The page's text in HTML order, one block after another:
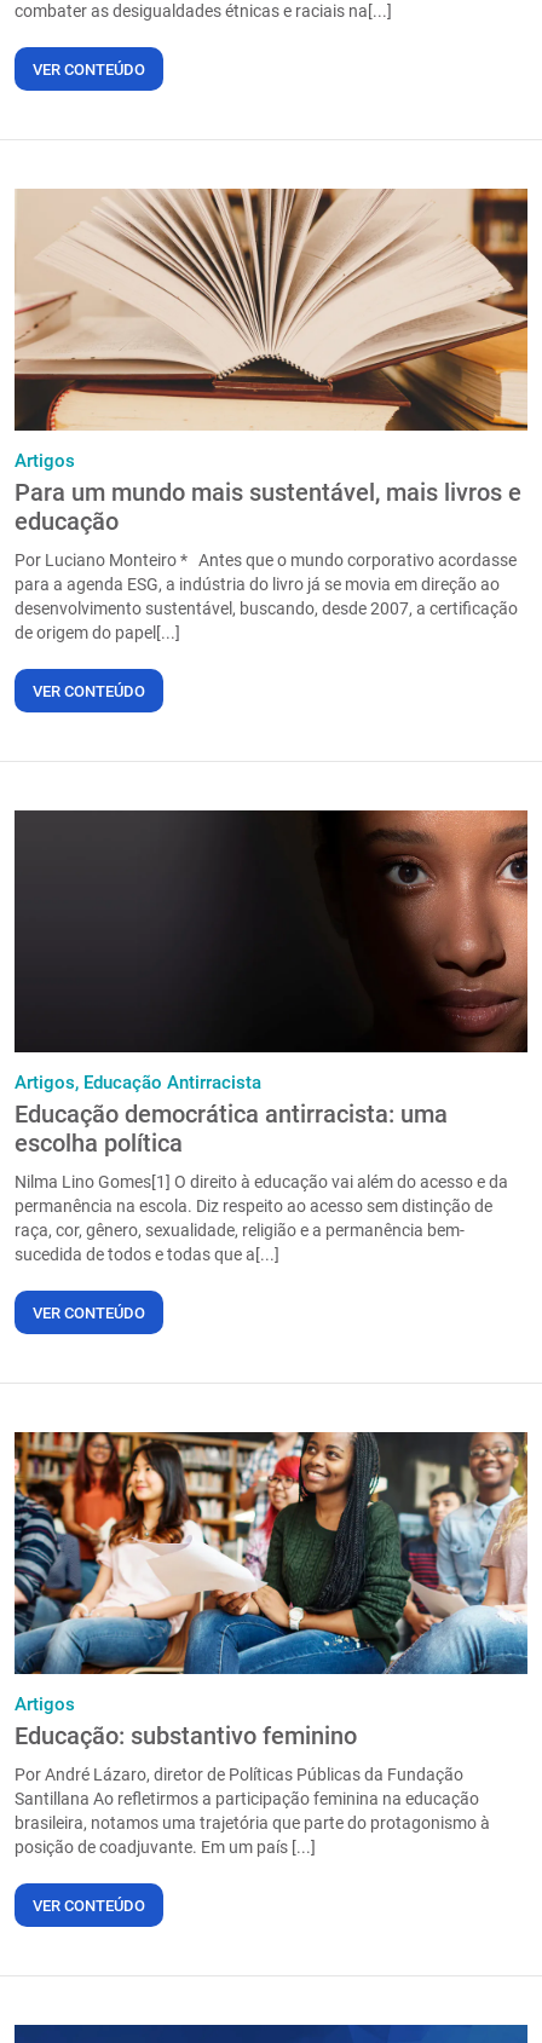
combater as desigualdades étnicas e raciais na[...]
VER CONTEÚDO
Artigos
Para um mundo mais sustentável, mais livros e
educação
Por Luciano Monteiro * Antes que o mundo corporativo acordasse
para a agenda ESG, a indústria do livro já se movia em direção ao
desenvolvimento sustentável, buscando, desde 2007, a certificação
de origem do papel[...]
VER CONTEÚDO
Artigos, Educação Antirracista
Educação democrática antirracista: uma
escolha política
Nilma Lino Gomes[1] O direito à educação vai além do acesso e da
permanência na escola. Diz respeito ao acesso sem distinção de
raça, cor, gênero, sexualidade, religião e a permanência bem-
sucedida de todos e todas que a[...]
VER CONTEÚDO
Artigos
Educação: substantivo feminino
Por André Lázaro, diretor de Políticas Públicas da Fundação
Santillana Ao refletirmos a participação feminina na educação
brasileira, notamos uma trajetória que parte do protagonismo à
posição de coadjuvante. Em um país [...]
VER CONTEÚDO